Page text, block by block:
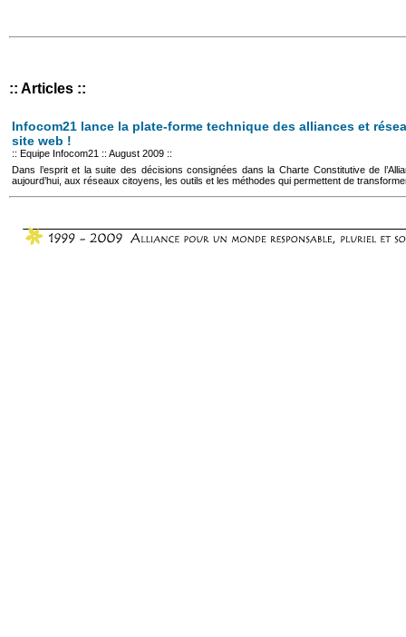
:: Articles ::
Infocom21 lance la plate-forme technique des alliances et
site web !
:: Equipe Infocom21 :: August 2009 ::
Dans l’esprit et la suite des décisions consignées dans la Charte Constitutive de
aujourd’hui, aux réseaux citoyens, les outils et les méthodes qui permettent de